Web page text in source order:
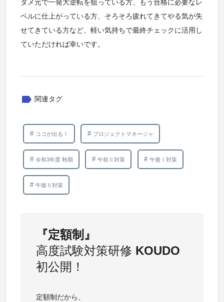
ダメ元で一発大逆転を狙っている方、もう合格に必要なレ
ベルに仕上がっている方、そろそろ疲れてきてやる気が失
せてきている方など、軽い気持ちで最終チェックに活用し
ていただければ幸いです。
label 関連タグ
ココが出る！ プロジェクトマネージャ
令和3年度 秋期 午前Ⅱ対策 午後Ⅰ対策
午後Ⅱ対策
『定額制』
高度試験対策研修 KOUDO
初公開！
定額制だから、